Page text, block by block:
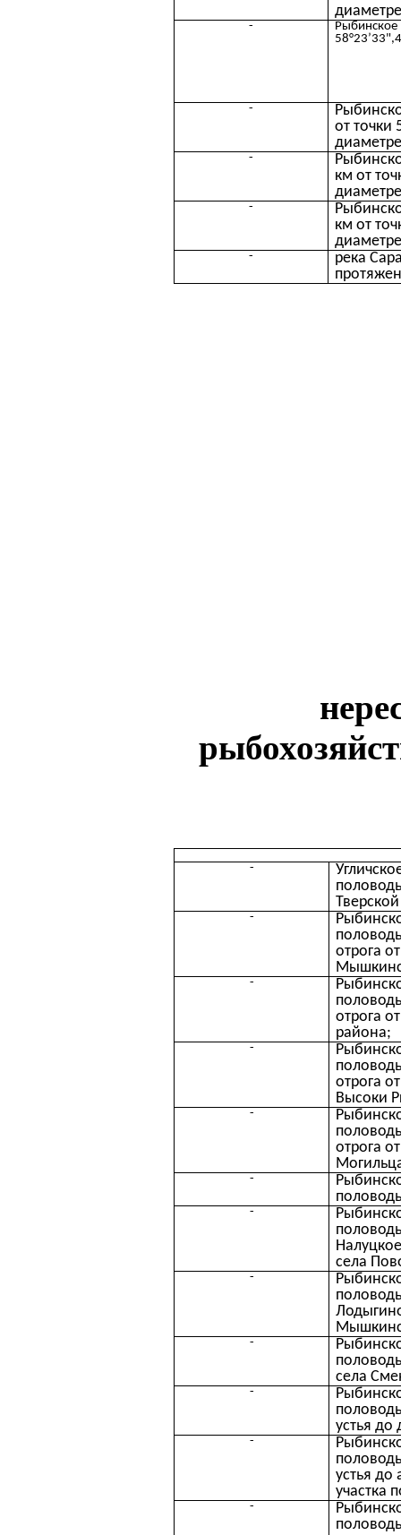
-
Рыбинское
-
от точки
-
км от
-
км от
-
река
-
-
отрога
-
отрога
района;
-
отрога
Высоки
-
отрога
-
-
села
-
-
села
-
устья до
-
устья до
участка
-